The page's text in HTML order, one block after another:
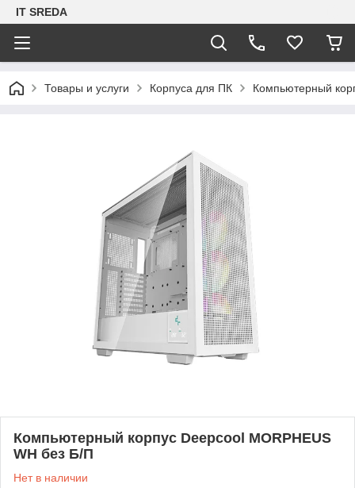
IT SREDA
Товары и услуги Корпуса для ПК Компьютерный
Компьютерный корпус Deepcool MORPHEUS
WH без Б/П
Нет в наличии